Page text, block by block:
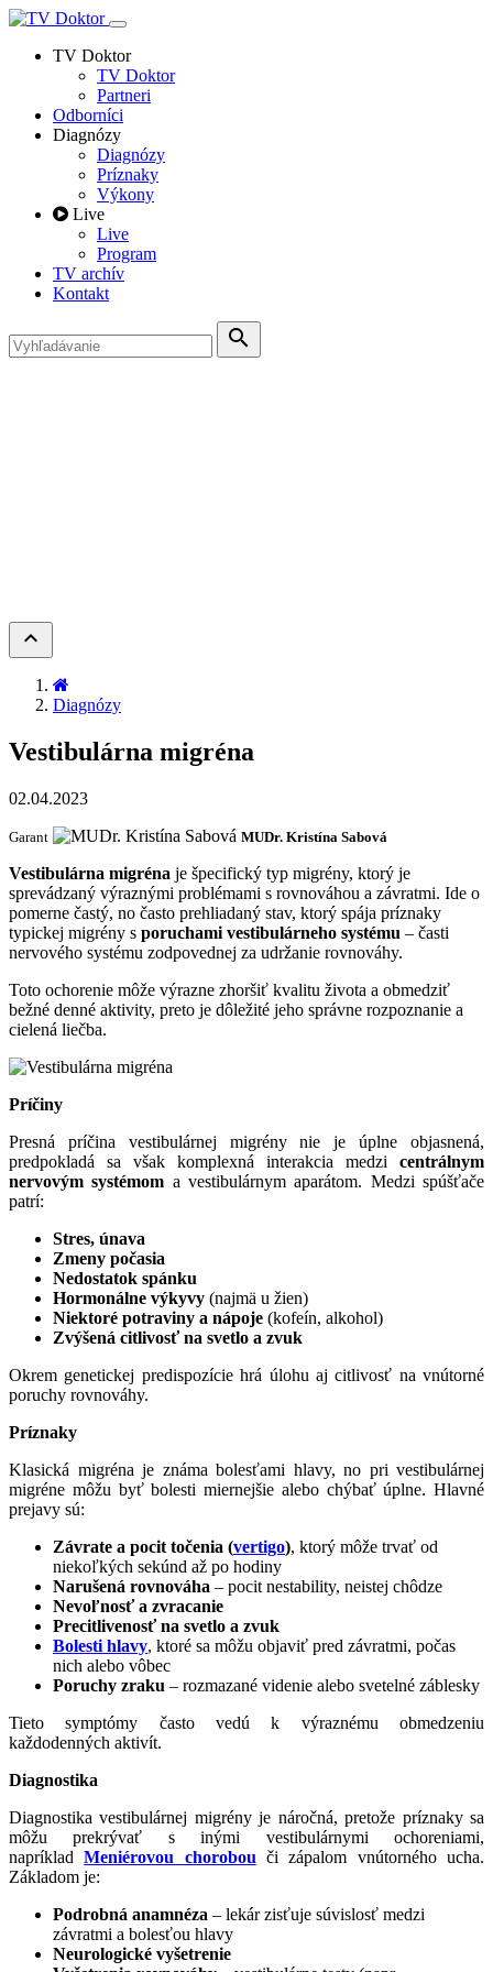
TV Doktor
TV Doktor
Partneri
Odborníci
Diagnózy
Diagnózy
Príznaky
Výkony
Live
Live
Program
TV archív
Kontakt
search
keyboard_arrow_up
Diagnózy
Vestibulárna migréna
02.04.2023
Garant MUDr. Kristína Sabová
Vestibulárna migréna je špecifický typ migrény, ktorý je
sprevádzaný výraznými problémami s rovnováhou a závratmi. Ide o
pomerne častý, no často prehliadaný stav, ktorý spája príznaky
typickej migrény s poruchami vestibulárneho systému – časti
nervového systému zodpovednej za udržanie rovnováhy.
Toto ochorenie môže výrazne zhoršiť kvalitu života a obmedziť
bežné denné aktivity, preto je dôležité jeho správne rozpoznanie a
cielená liečba.
Príčiny
Presná príčina vestibulárnej migrény nie je úplne objasnená,
predpokladá sa však komplexná interakcia medzi centrálnym
nervovým systémom a vestibulárnym aparátom. Medzi spúšťače
patrí:
Stres, únava
Zmeny počasia
Nedostatok spánku
Hormonálne výkyvy (najmä u žien)
Niektoré potraviny a nápoje (kofeín, alkohol)
Zvýšená citlivosť na svetlo a zvuk
Okrem genetickej predispozície hrá úlohu aj citlivosť na vnútorné
poruchy rovnováhy.
Príznaky
Klasická migréna je známa bolesťami hlavy, no pri vestibulárnej
migréne môžu byť bolesti miernejšie alebo chýbať úplne. Hlavné
prejavy sú:
Závrate a pocit točenia (vertigo), ktorý môže trvať od
niekoľkých sekúnd až po hodiny
Narušená rovnováha – pocit nestability, neistej chôdze
Nevoľnosť a zvracanie
Precitlivenosť na svetlo a zvuk
Bolesti hlavy, ktoré sa môžu objaviť pred závratmi, počas
nich alebo vôbec
Poruchy zraku – rozmazané videnie alebo svetelné záblesky
Tieto symptómy často vedú k výraznému obmedzeniu
každodenných aktivít.
Diagnostika
Diagnostika vestibulárnej migrény je náročná, pretože príznaky sa
môžu prekrývať s inými vestibulárnymi ochoreniami,
napríkladMeniérovou chorobou či zápalom vnútorného ucha.
Základom je:
Podrobná anamnéza – lekár zisťuje súvislosť medzi
závratmi a bolesťou hlavy
Neurologické vyšetrenie